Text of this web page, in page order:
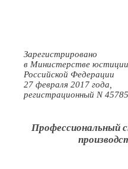
Зарегистрировано
в Министерстве юстиции
Российской Федерации
27 февраля 2017 года,
регистрационный N 45785
Профессиональный